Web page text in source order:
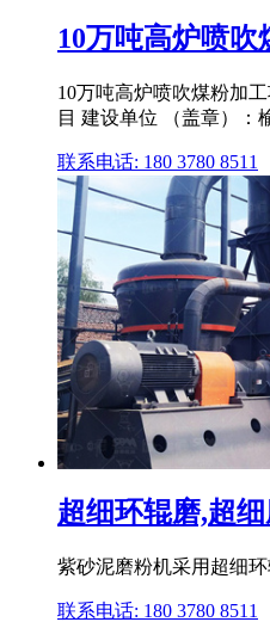
10万吨高炉喷
10万吨高炉喷吹煤粉加
目 建设单位 （盖章）：
联系电话: 180 3780 8511
超细环辊磨,超
紫砂泥磨粉机采用超细
联系电话: 180 3780 8511